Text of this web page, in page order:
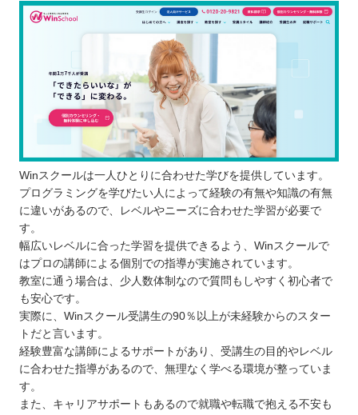
Winスクールは一人ひとりに合わせた学びを提供しています。
プログラミングを学びたい人によって経験の有無や知識の有無
に違いがあるので、レベルやニーズに合わせた学習が必要で
す。
幅広いレベルに合った学習を提供できるよう、Winスクールで
はプロの講師による個別での指導が実施されています。
教室に通う場合は、少人数体制なので質問もしやすく初心者で
も安心です。
実際に、Winスクール受講生の90％以上が未経験からのスター
トだと言います。
経験豊富な講師によるサポートがあり、受講生の目的やレベル
に合わせた指導があるので、無理なく学べる環境が整っていま
す。
また、キャリアサポートもあるので就職や転職で抱える不安も